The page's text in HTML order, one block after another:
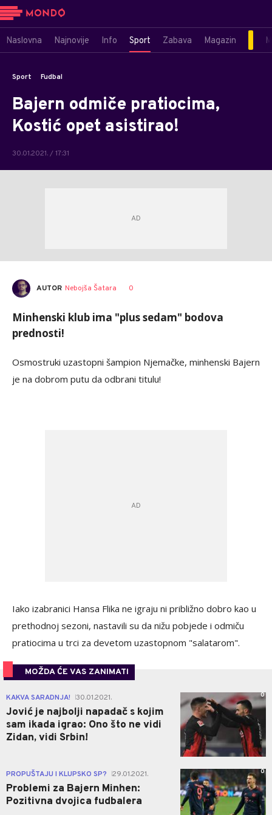
Naslovna Najnovije Info Sport Zabava Magazin
Sport Fudbal
Bajern odmiče pratiocima,
Kostić opet asistirao!
30.01.2021. / 17:31
AUTOR Nebojša Šatara 0
Minhenski klub ima "plus sedam" bodova
prednosti!
Osmostruki uzastopni šampion Njemačke, minhenski Bajern
je na dobrom putu da odbrani titulu!
Iako izabranici Hansa Flika ne igraju ni približno dobro kao u
prethodnoj sezoni, nastavili su da nižu pobjede i odmiču
pratiocima u trci za devetom uzastopnom "salatarom".
MOŽDA ĆE VAS ZANIMATI
KAKVA SARADNJA! 30.01.2021.
Jović je najbolji napadač s kojim
sam ikada igrao: Ono što ne vidi
Zidan, vidi Srbin!
0
PROPUŠTAJU I KLUPSKO SP? 29.01.2021.
Problemi za Bajern Minhen:
Pozitivna dvojica fudbalera
0